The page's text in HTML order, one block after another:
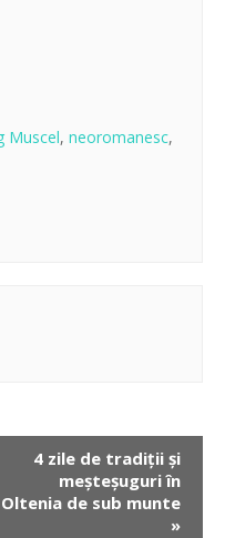
Muscel,neoromanesc,
4 zile de tradiții și
meșteșuguri în
Oltenia de sub munte
»